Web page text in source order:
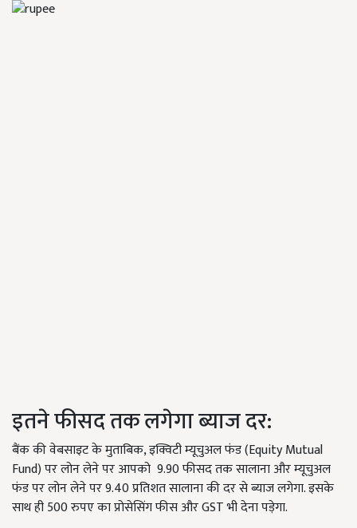
इतने फीसद तक लगेगा ब्याज दर:
बैंक की वेबसाइट के मुताबिक, इक्विटी म्यूचुअल फंड (Equity Mutual
Fund) पर लोन लेने पर आपको 9.90 फीसद तक सालाना और म्यूचुअल
फंड पर लोन लेने पर 9.40 प्रतिशत सालाना की दर से ब्याज लगेगा. इसके
साथ ही 500 रुपए का प्रोसेसिंग फीस और GST भी देना पड़ेगा.